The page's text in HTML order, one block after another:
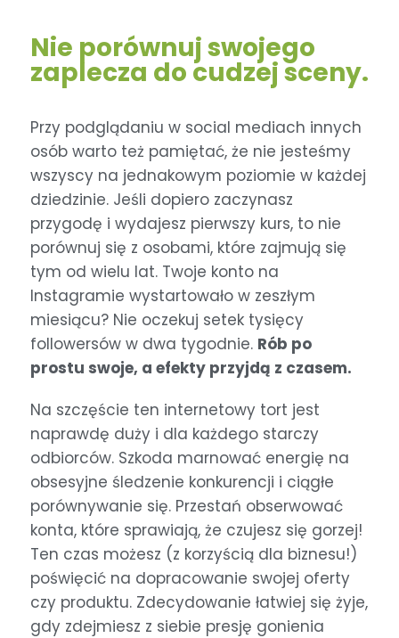
Nie porównuj swojego
zaplecza do cudzej sceny.
Przy podglądaniu w social mediach innych
osób warto też pamiętać, że nie jesteśmy
wszyscy na jednakowym poziomie w każdej
dziedzinie. Jeśli dopiero zaczynasz
przygodę i wydajesz pierwszy kurs, to nie
porównuj się z osobami, które zajmują się
tym od wielu lat. Twoje konto na
Instagramie wystartowało w zeszłym
miesiącu? Nie oczekuj setek tysięcy
followersów w dwa tygodnie. Rób po
prostu swoje, a efekty przyjdą z czasem.
Na szczęście ten internetowy tort jest
naprawdę duży i dla każdego starczy
odbiorców. Szkoda marnować energię na
obsesyjne śledzenie konkurencji i ciągłe
porównywanie się. Przestań obserwować
konta, które sprawiają, że czujesz się gorzej!
Ten czas możesz (z korzyścią dla biznesu!)
poświęcić na dopracowanie swojej oferty
czy produktu. Zdecydowanie łatwiej się żyje,
gdy zdejmiesz z siebie presję gonienia